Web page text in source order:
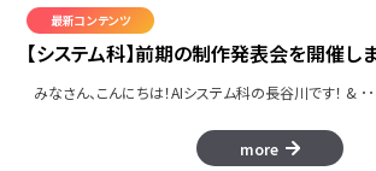
最新コンテンツ
【システム科】前期の制作発表会を開催し
みなさん、こんにちは！AIシステム科の長谷川です！ & ･･
more